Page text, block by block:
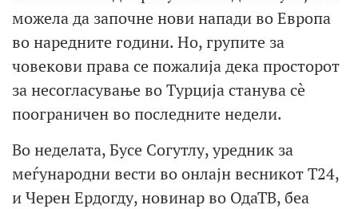
можела да започне нови напади во Европа
во наредните години. Но, групите за
човекови права се пожалија дека просторот
за несогласување во Турција станува сè
поограничен во последните недели.
Во неделата, Бусе Согутлу, уредник за
меѓународни вести во онлајн весникот Т24,
и Черен Ердогду, новинар во ОдаТВ, беа